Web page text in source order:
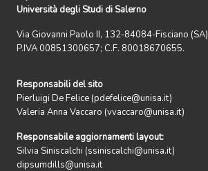
Università degli Studi di Salerno
Via Giovanni Paolo II, 132-84084-Fisciano (SA)
P.IVA 00851300657; C.F. 80018670655.
Responsabili del sito
Pierluigi De Felice (pdefelice@unisa.it)
Valeria Anna Vaccaro (vvaccaro@unisa.it)
Responsabile aggiornamenti layout:
Silvia Siniscalchi (ssiniscalchi@unisa.it)
dipsumdills@unisa.it